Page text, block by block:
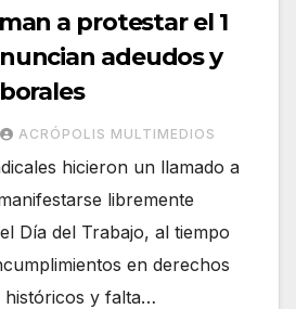
a protestar el 1
adeudos y
ACRÓPOLIS MULTIMEDIOS
hicieron un llamado a
libremente
Día del Trabajo, al tiempo
en derechos
históricos y falta…